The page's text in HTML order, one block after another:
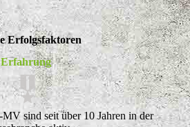
Erfolgsfaktoren
Erfahrung
sind seit über 10 Jahren in der